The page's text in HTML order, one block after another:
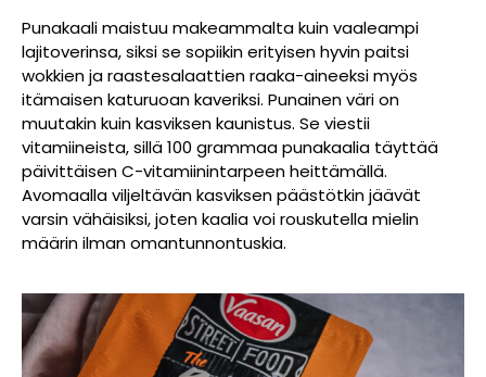
Punakaali maistuu makeammalta kuin vaaleampi
lajitoverinsa, siksi se sopiikin erityisen hyvin paitsi
wokkien ja raastesalaattien raaka-aineeksi myös
itämaisen katuruoan kaveriksi. Punainen väri on
muutakin kuin kasviksen kaunistus. Se viestii
vitamiineista, sillä 100 grammaa punakaalia täyttää
päivittäisen C-vitamiinintarpeen heittämällä.
Avomaalla viljeltävän kasviksen päästötkin jäävät
varsin vähäisiksi, joten kaalia voi rouskutella mielin
määrin ilman omantunnontuskia.